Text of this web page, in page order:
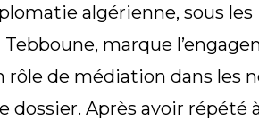
algérienne, sous
marque
rôle de médiation dans les
dossier. Après avoir répété